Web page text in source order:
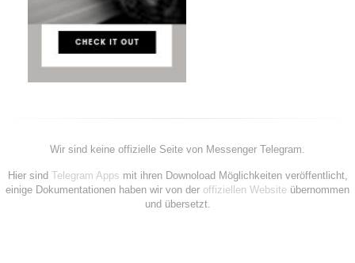
Wir sind keine offizielle Seite von Messenger Telegram.
Hier sind Telegram Apps mit ihren Downoload Möglichkeiten veröffentlicht,
einige Dokumentationen haben wir von der offiziellen Website übernommen
und übersetzt.